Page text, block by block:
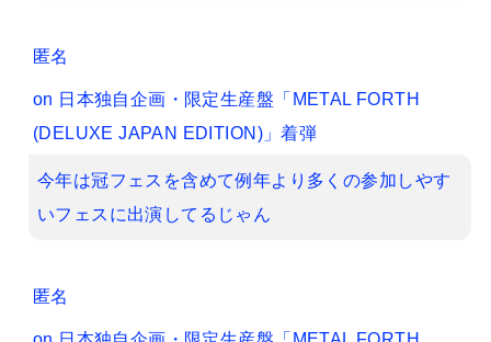
匿名
on 日本独自企画・限定生産盤「METAL FORTH
(DELUXE JAPAN EDITION)」着弾
今年は冠フェスを含めて例年より多くの参加しやす
いフェスに出演してるじゃん
匿名